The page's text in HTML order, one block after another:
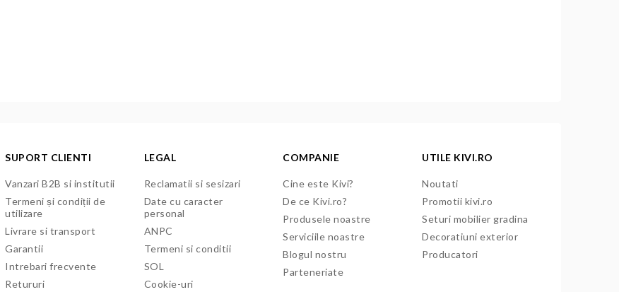
SUPORT CLIENTI
Vanzari B2B si institutii
Termeni și condiții de
utilizare
Livrare si transport
Garantii
Intrebari frecvente
Retururi
LEGAL
Reclamatii si sesizari
Date cu caracter
personal
ANPC
Termeni si conditii
SOL
Cookie-uri
COMPANIE
Cine este Kivi?
De ce Kivi.ro?
Produsele noastre
Serviciile noastre
Blogul nostru
Parteneriate
UTILE KIVI.RO
Noutati
Promotii kivi.ro
Seturi mobilier gradina
Decoratiuni exterior
Producatori